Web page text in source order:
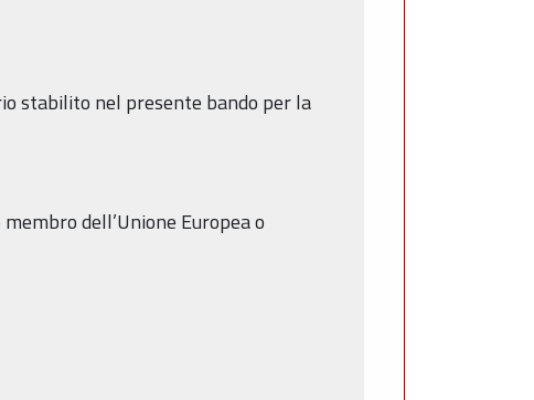
stabilito nel presente bando per la
dell’Unione Europea o